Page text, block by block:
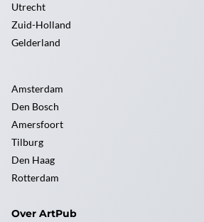
Utrecht
Zuid-Holland
Gelderland
Amsterdam
Den Bosch
Amersfoort
Tilburg
Den Haag
Rotterdam
Over ArtPub